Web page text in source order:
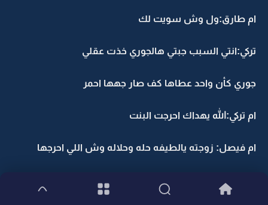
ام طارق:ول وش سويت لك
تركي:انتي السبب جبتي هالجوري خذت عقلي
جوري كأن واحد عطاها كف صار جهها احمر
ام تركي:الله يهداك احرجت البنت
ام فيصل: زوجته يالطيفه حله وحلاله وش اللي احرجها